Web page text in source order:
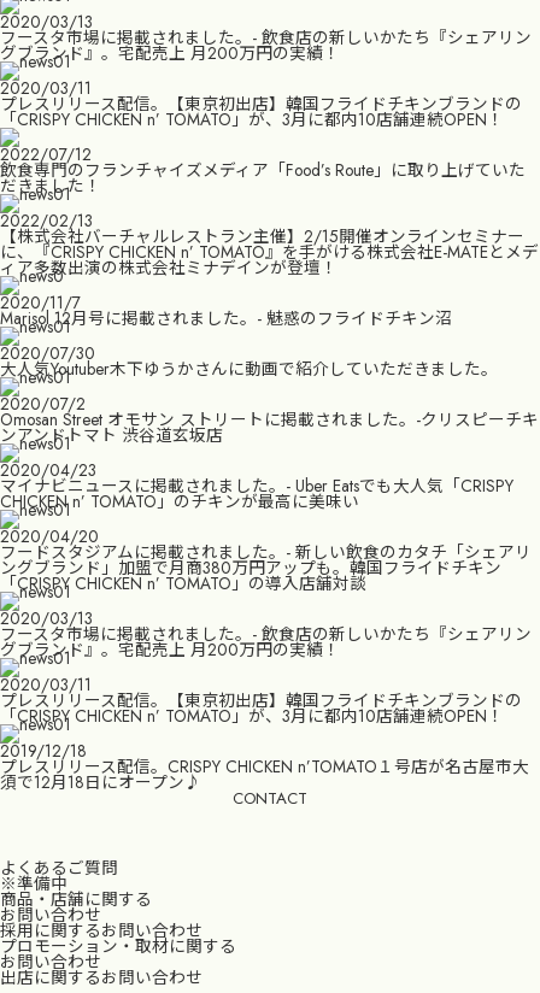
2020/03/13
フースタ市場に掲載されました。- 飲食店の新しいかたち『シェアリン
グブランド』。宅配売上 月200万円の実績！
2020/03/11
プレスリリース配信。【東京初出店】韓国フライドチキンブランドの
「CRISPY CHICKEN n’ TOMATO」が、3月に都内10店舗連続OPEN！
2022/07/12
飲食専門のフランチャイズメディア「Food’s Route」に取り上げていた
だきました！
2022/02/13
【株式会社バーチャルレストラン主催】2/15開催オンラインセミナー
に、『CRISPY CHICKEN n’ TOMATO』を手がける株式会社E-MATEとメデ
ィア多数出演の株式会社ミナデインが登壇！
2020/11/7
Marisol 12月号に掲載されました。- 魅惑のフライドチキン沼
2020/07/30
大人気Youtuber木下ゆうかさんに動画で紹介していただきました。
2020/07/2
Omosan Street オモサン ストリートに掲載されました。-クリスピーチキ
ンアンドトマト 渋谷道玄坂店
2020/04/23
マイナビニュースに掲載されました。- Uber Eatsでも大人気「CRISPY
CHICKEN n’ TOMATO」のチキンが最高に美味い
2020/04/20
フードスタジアムに掲載されました。- 新しい飲食のカタチ「シェアリ
ングブランド」加盟で月商380万円アップも。韓国フライドチキン
「CRISPY CHICKEN n’ TOMATO」の導入店舗対談
2020/03/13
フースタ市場に掲載されました。- 飲食店の新しいかたち『シェアリン
グブランド』。宅配売上 月200万円の実績！
2020/03/11
プレスリリース配信。【東京初出店】韓国フライドチキンブランドの
「CRISPY CHICKEN n’ TOMATO」が、3月に都内10店舗連続OPEN！
2019/12/18
プレスリリース配信。CRISPY CHICKEN n’TOMATO１号店が名古屋市大
須で12月18日にオープン♪
CONTACT
よくあるご質問
※準備中
商品・店舗に関する
お問い合わせ
採用に関するお問い合わせ
プロモーション・取材に関する
お問い合わせ
出店に関するお問い合わせ